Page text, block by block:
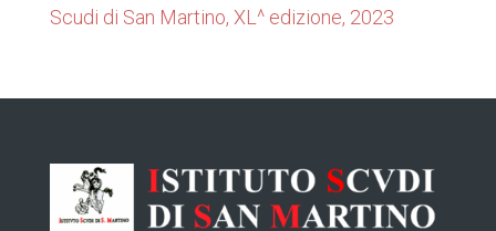
Scudi di San Martino, XL^ edizione, 2023